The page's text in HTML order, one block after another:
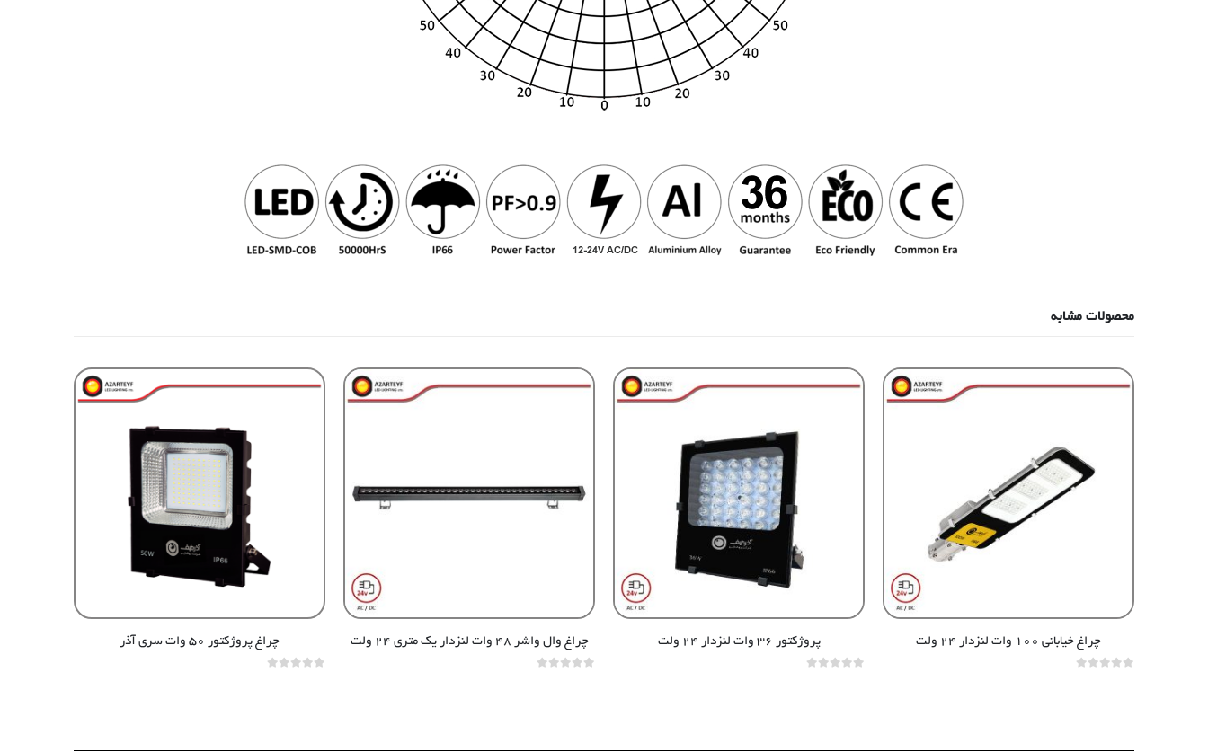
محصولات مشابه
چراغ خیابانی ۱۰۰ وات لنزدار ۲۴ ولت پروژکتور ۳۶ وات لنزدار ۲۴ ولت چراغ وال واشر ۴۸ وات لنزدار یک متری ۲۴ ولت چراغ پروژکتور ۵۰ وات سری آذر